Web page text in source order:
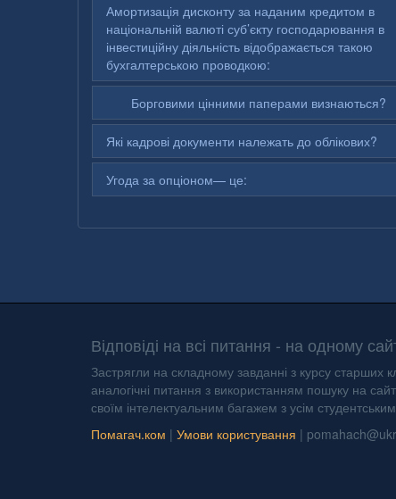
Амортизація дисконту за наданим кредитом в
національній валюті суб’єкту господарювання в
інвестиційну діяльність відображається такою
бухгалтерською проводкою:
Борговими цінними паперами визнаються?
Які кадрові документи належать до облікових?
Угода за опціоном— це:
Відповіді на всі питання - на одному
Застрягли на складному завданні з курсу старших
аналогічні питання з використанням пошуку на
своїм інтелектуальним багажем з усім
Помагач.ком | Умови користування |